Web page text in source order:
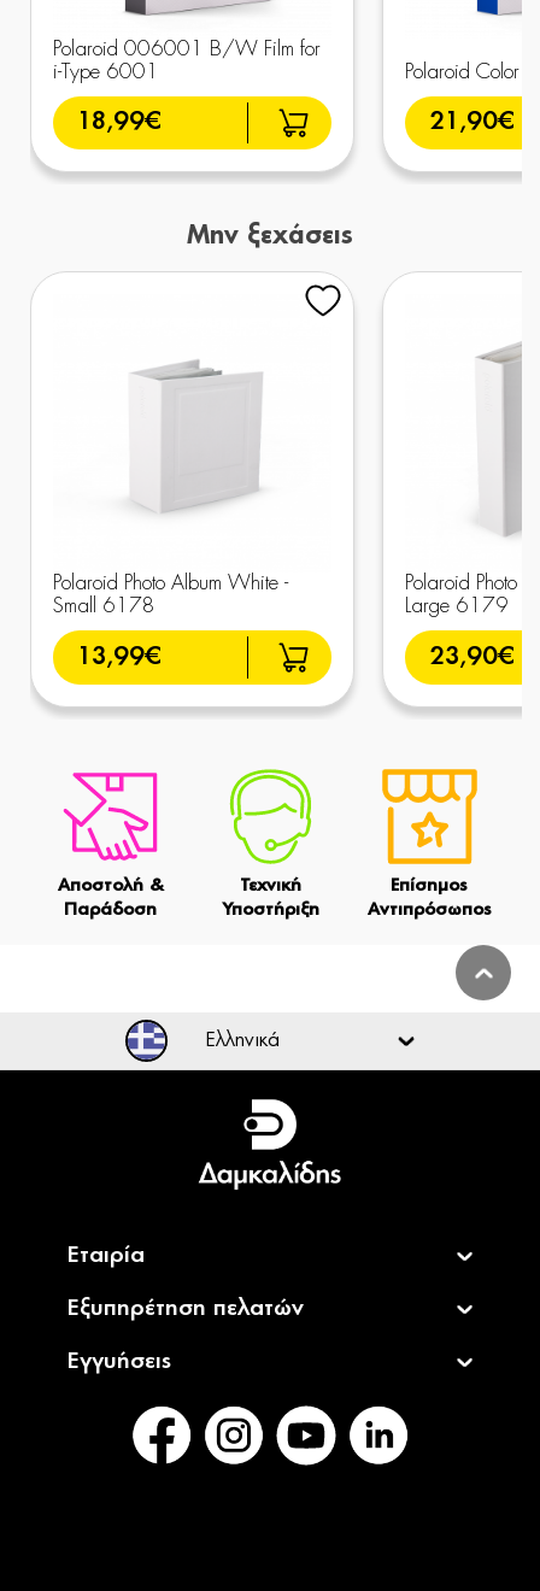
Polaroid 006001 B/W Film for
i-Type 6001
18,99€
Polaroid Color
21,90€
Μην ξεχάσεις
Polaroid Photo Album White -
Small 6178
13,99€
Polaroid Photo
Large 6179
23,90€
Αποστολή &
Παράδοση
Τεχνική
Υποστήριξη
Επίσημος
Αντιπρόσωπος
Ελληνικά
Ελληνικά
English
Εταιρία
Εξυπηρέτηση πελατών
Εγγυήσεις